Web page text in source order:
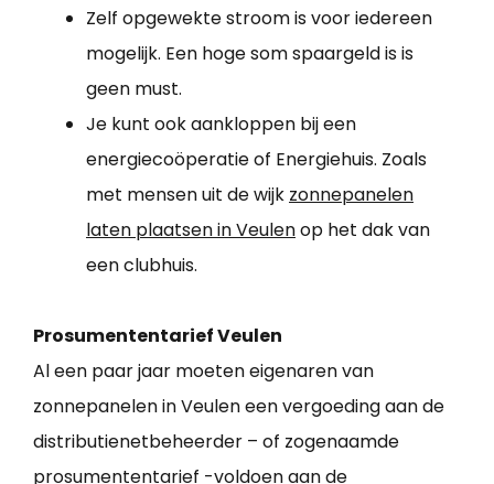
Zelf opgewekte stroom is voor iedereen
mogelijk. Een hoge som spaargeld is is
geen must.
Je kunt ook aankloppen bij een
energiecoöperatie of Energiehuis. Zoals
met mensen uit de wijk zonnepanelen
laten plaatsen in Veulenop het dak van
een clubhuis.
Prosumententarief Veulen
Al een paar jaar moeten eigenaren van
zonnepanelen in Veulen een vergoeding aan de
distributienetbeheerder – of zogenaamde
prosumententarief -voldoen aan de